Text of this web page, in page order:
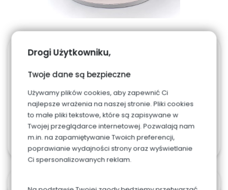
Drogi Użytkowniku,
Twoje dane są bezpieczne
Używamy plików cookies, aby zapewnić Ci
najlepsze wrażenia na naszej stronie. Pliki cookies
to małe pliki tekstowe, które są zapisywane w
Twojej przeglądarce internetowej. Pozwalają nam
m.in. na zapamiętywanie Twoich preferencji,
poprawianie wydajności strony oraz wyświetlanie
Ci spersonalizowanych reklam.
529. Koronka i
kwiaty cukrowe
0.00zł